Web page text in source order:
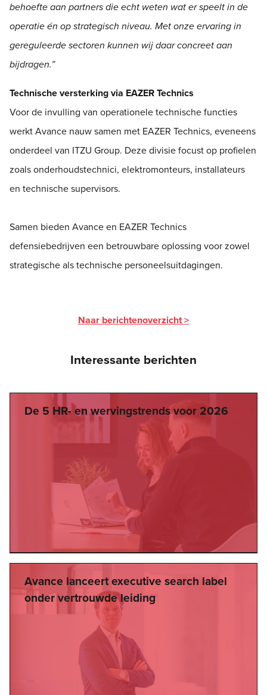
behoefte aan partners die echt weten wat er speelt in de
operatie én op strategisch niveau. Met onze ervaring in
gereguleerde sectoren kunnen wij daar concreet aan
bijdragen.”
Technische versterking via EAZER Technics
Voor de invulling van operationele technische functies
werkt Avance nauw samen met EAZER Technics, eveneens
onderdeel van ITZU Group. Deze divisie focust op profielen
zoals onderhoudstechnici, elektromonteurs, installateurs
en technische supervisors.
Samen bieden Avance en EAZER Technics
defensiebedrijven een betrouwbare oplossing voor zowel
strategische als technische personeelsuitdagingen.
Naar berichtenoverzicht >
Interessante berichten
De 5 HR- en wervingstrends voor 2026
Avance lanceert executive search label
onder vertrouwde leiding